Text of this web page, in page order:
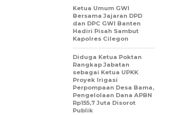
Ketua Umum GWI
Bersama Jajaran DPD
dan DPC GWI Banten
Hadiri Pisah Sambut
Kapolres Cilegon
Diduga Ketua Poktan
Rangkap Jabatan
sebagai Ketua UPKK
Proyek Irigasi
Perpompaan Desa Bama,
Pengelolaan Dana APBN
Rp155,7 Juta Disorot
Publik